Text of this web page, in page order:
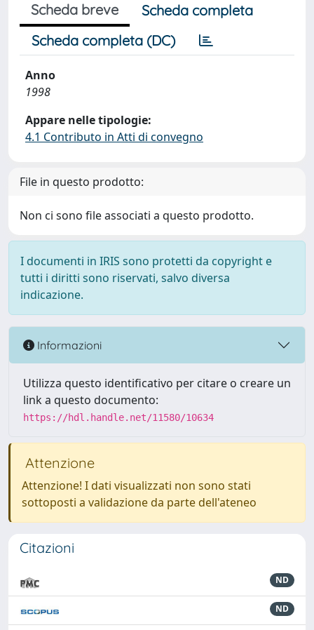
Scheda breve
Scheda completa
Scheda completa (DC)
Anno
1998
Appare nelle tipologie:
4.1 Contributo in Atti di convegno
File in questo prodotto:
Non ci sono file associati a questo prodotto.
I documenti in IRIS sono protetti da copyright e
tutti i diritti sono riservati, salvo diversa
indicazione.
Informazioni
Utilizza questo identificativo per citare o creare un
link a questo documento:
https://hdl.handle.net/11580/10634
Attenzione
Attenzione! I dati visualizzati non sono stati
sottoposti a validazione da parte dell'ateneo
Citazioni
ND
ND